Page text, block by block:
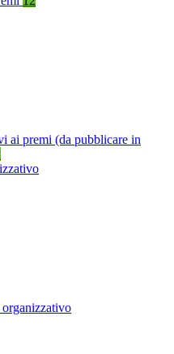
ai premi (da pubblicare in
organizzativo